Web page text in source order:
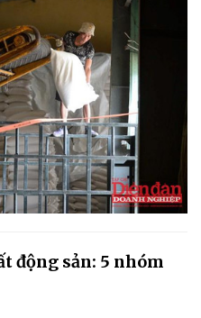
động sản: 5 nhóm